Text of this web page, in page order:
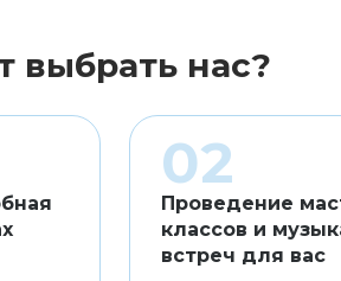
выбрать нас?
Проведение
классов и
встреч для вас